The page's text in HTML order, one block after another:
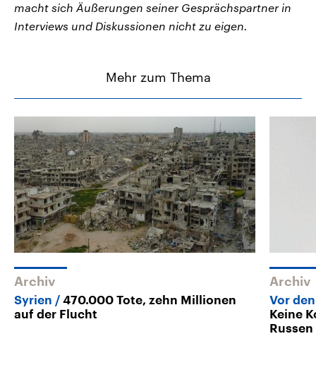
macht sich Äußerungen seiner Gesprächspartner in
Interviews und Diskussionen nicht zu eigen.
Mehr zum Thema
Archiv
Syrien
470.000 Tote, zehn Millionen
auf der Flucht
Archiv
Vor
Keine